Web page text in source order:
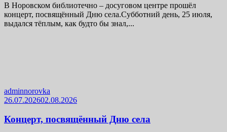
В Норовском библиотечно – досуговом центре прошёл
концерт, посвящённый Дню села.Субботний день, 25 июля,
выдался тёплым, как будто бы знал,...
adminnorovka
26.07.202602.08.2026
Концерт, посвящённый Дню села